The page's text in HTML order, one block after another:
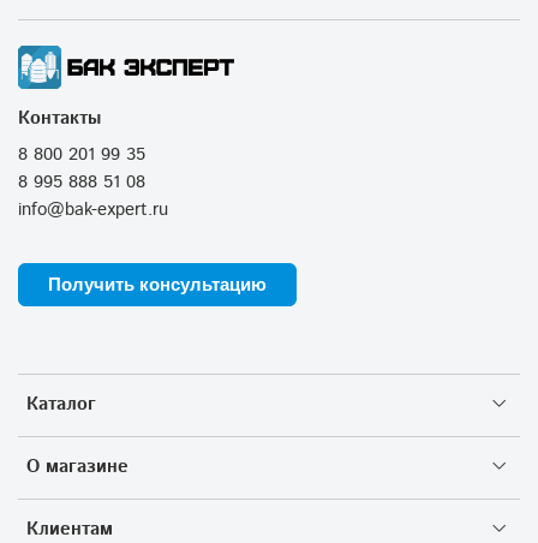
Каталог
О магазине
Клиентам
Контакты
8 800 201 99 35
8 995 888 51 08
info@bak-expert.ru
Получить консультацию